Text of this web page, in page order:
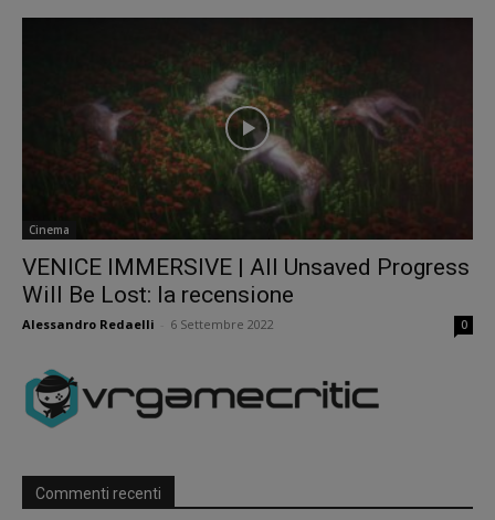
Cinema
VENICE IMMERSIVE | All Unsaved Progress
Will Be Lost: la recensione
Alessandro Redaelli 6 Settembre 2022 0
Commenti recenti